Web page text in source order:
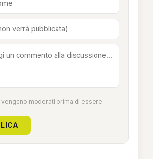
vengono moderati prima di essere